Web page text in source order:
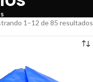
1–12 de 85 resultados